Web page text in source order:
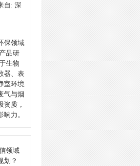
自: 深
保领域
品研
生物
器、表
室环境
气与烟
质，
力。
领域
划？